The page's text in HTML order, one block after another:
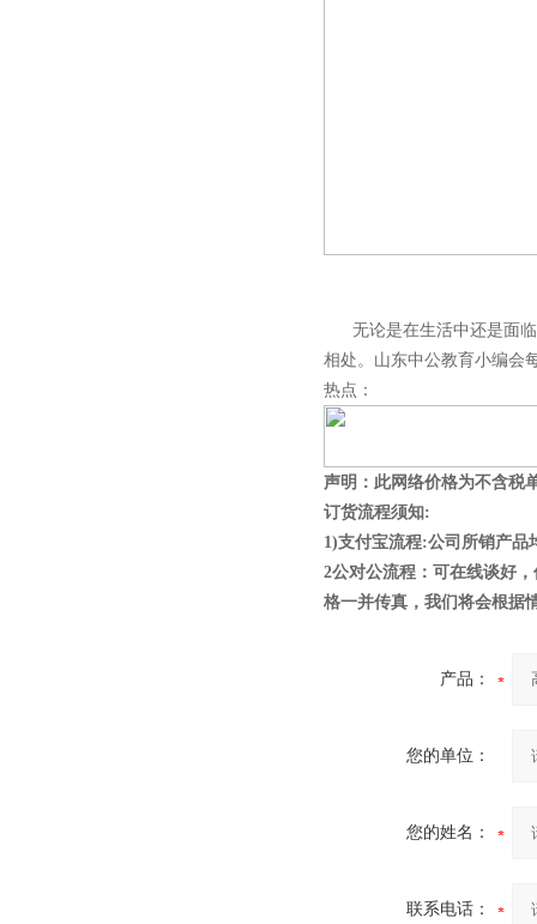
无论是在生活中还是面临
相处。山东中公教育小编会
热点：
声明：此网络价格为不含税
订货流程须知:
1)支付宝流程:公司所销产品
2公对公流程：可在线谈好
格一并传真，我们将会根据
产品：
您的单位：
您的姓名：
联系电话：